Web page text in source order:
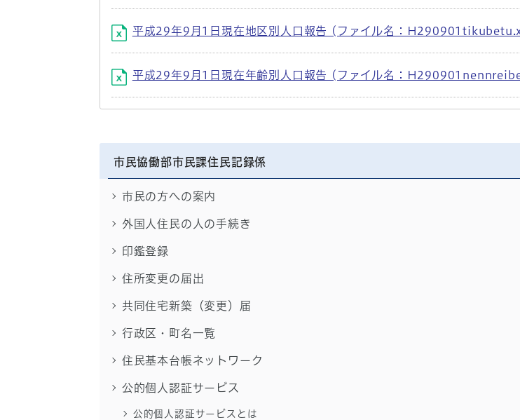
平成29年9月1日現在地区別人口報告 (ファイル名：
平成29年9月1日現在年齢別人口報告 (ファイル名：
市民協働部市民課住民記録係
市民の方への案内
外国人住民の人の手続き
印鑑登録
住所変更の届出
共同住宅新築（変更）届
行政区・町名一覧
住民基本台帳ネットワーク
公的個人認証サービス
公的個人認証サービスとは